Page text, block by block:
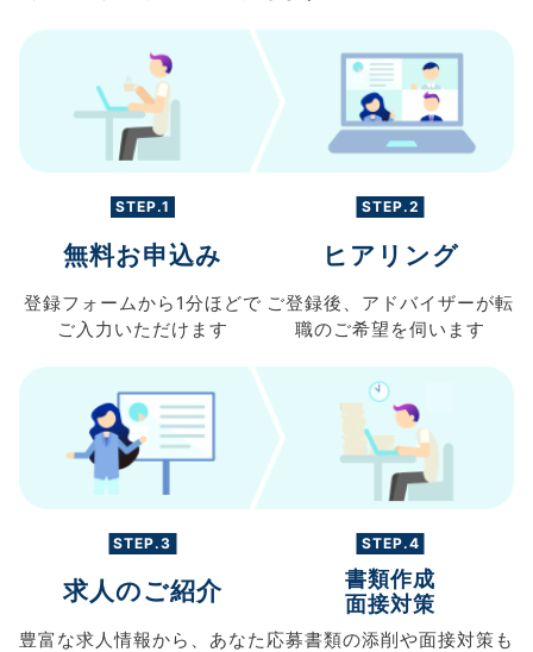
STEP.1
無料お申込み
登録フォームから 1分ほどで
ご入力 いただけます
STEP.2
ヒアリング
ご登録後、 アドバイザーが転
職のご希望を伺います
STEP.3
求人のご紹介
豊富な求人情報から、 あなた
STEP.4
書類作成
面接対策
応募書類の添削や面接対策も